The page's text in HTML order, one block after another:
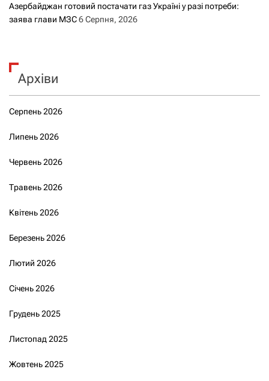
Азербайджан готовий постачати газ Україні у разі потреби:
заява глави МЗС6 Серпня, 2026
Архіви
Серпень 2026
Липень 2026
Червень 2026
Травень 2026
Квітень 2026
Березень 2026
Лютий 2026
Січень 2026
Грудень 2025
Листопад 2025
Жовтень 2025